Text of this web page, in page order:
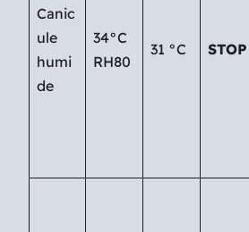
Canic
ule
humi
de
34°C
RH80
31 °C STOP